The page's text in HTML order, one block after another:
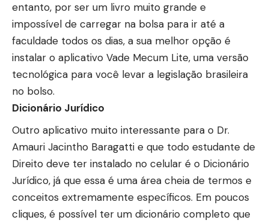
entanto, por ser um livro muito grande e
impossível de carregar na bolsa para ir até a
faculdade todos os dias, a sua melhor opção é
instalar o aplicativo Vade Mecum Lite, uma versão
tecnológica para você levar a legislação brasileira
no bolso.
Dicionário Jurídico
Outro aplicativo muito interessante para o Dr.
Amauri Jacintho Baragatti e que todo estudante de
Direito deve ter instalado no celular é o Dicionário
Jurídico, já que essa é uma área cheia de termos e
conceitos extremamente específicos. Em poucos
cliques, é possível ter um dicionário completo que